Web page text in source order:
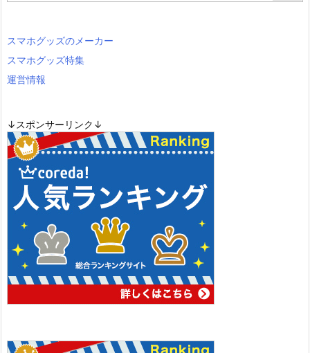
スマホグッズのメーカー
スマホグッズ特集
運営情報
↓スポンサーリンク↓